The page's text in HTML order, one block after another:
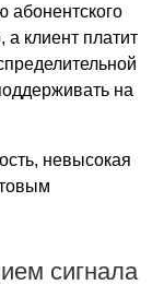
абонентского
клиент платит
на
невысокая
сигнала